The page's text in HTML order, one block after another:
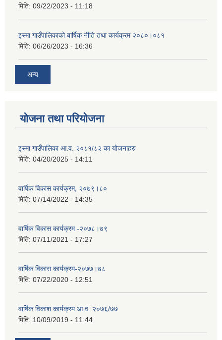
मिति: 09/22/2023 - 11:18
इस्मा गाउँपालिकाको बार्षिक नीति तथा कार्यक्रम २०८०।०८१
मिति: 06/26/2023 - 16:36
अन्य
योजना तथा परियोजना
इस्मा गाउँपालिका आ.व. २०८१/८२ का योजनाहरु
मिति: 04/20/2025 - 14:11
वार्षिक विकास कार्यक्रम, २०७९।८०
मिति: 07/14/2022 - 14:35
वार्षिक विकास कार्यक्रम -२०७८।७९
मिति: 07/11/2021 - 17:27
वार्षिक विकास कार्यक्रम-२०७७।७८
मिति: 07/22/2020 - 12:51
वार्षिक विकाश कार्यक्रम आ.व. २०७६/७७
मिति: 10/09/2019 - 11:44